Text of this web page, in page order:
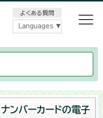
よくある質問
Languages
ンバーカードの電子